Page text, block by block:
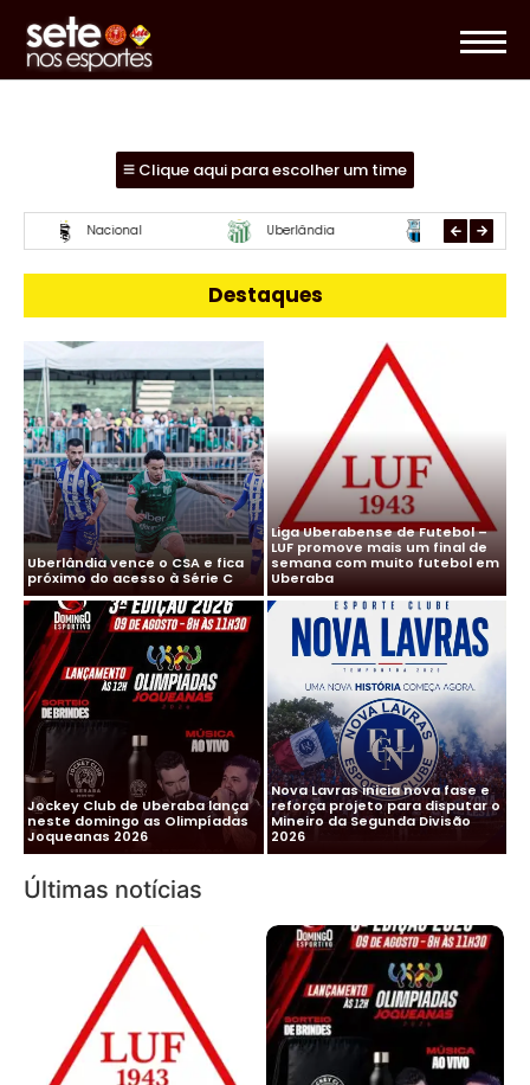
Clique aqui para escolher um time
Mamoré URT Paracatu
Destaques
Uberlândia vence o CSA e fica
próximo do acesso à Série C
Liga Uberabense de Futebol –
LUF promove mais um final de
semana com muito futebol em
Uberaba
Jockey Club de Uberaba lança
neste domingo as Olimpíadas
Joqueanas 2026
Nova Lavras inicia nova fase e
reforça projeto para disputar o
Mineiro da Segunda Divisão
2026
Últimas notícias